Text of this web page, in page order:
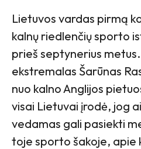
Lietuvos vardas pirmą
kalnų riedlenčių sporto
prieš septynerius
ekstremalas Šarūnas
nuo kalno Anglijos
visai Lietuvai įrodė, jog
vedamas gali pasiekti
toje sporto šakoje, apie